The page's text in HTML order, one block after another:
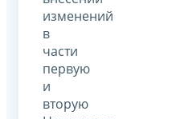
изменений
в
части
первую
и
вторую